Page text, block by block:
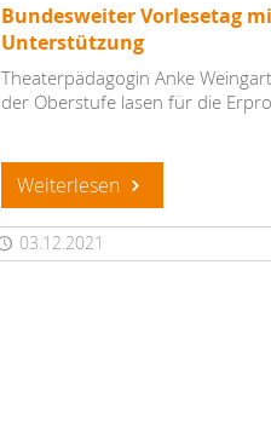
Bundesweiter Vorlesetag
Unterstützung
Theaterpädagogin Anke
der Oberstufe lasen für die
Weiterlesen
03.12.2021